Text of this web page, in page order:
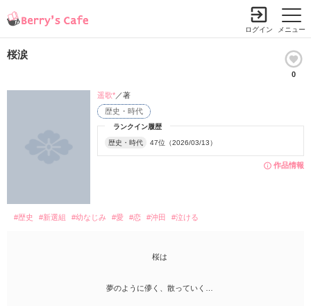
メニュー
ログイン
桜涙
0
作品情報
ランクイン履歴
歴史・時代 47位（2026/03/13）
歴史・時代
遥歌*／著
#歴史 #新選組 #幼なじみ #愛 #恋 #沖田 #泣ける
桜は
夢のように儚く、散っていく…